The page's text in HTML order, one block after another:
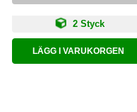
2 Styck
LÄGG I VARUKORGEN